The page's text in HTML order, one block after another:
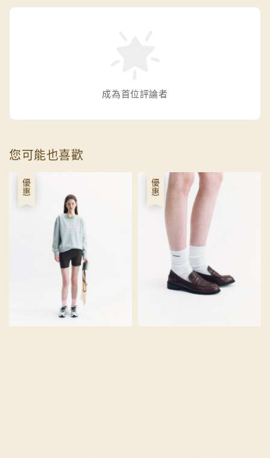
成為首位評論者
您可能也喜歡
優惠 優惠